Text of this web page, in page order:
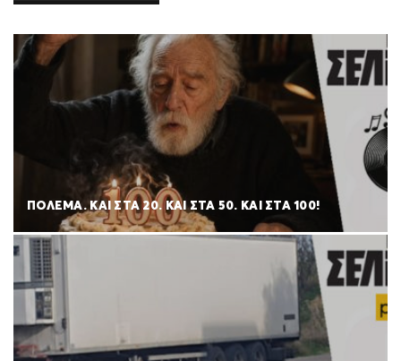
ΠΟΛΈΜΑ. ΚΑΙ ΣΤΑ 20. ΚΑΙ ΣΤΑ 50. ΚΑΙ ΣΤΑ 100!